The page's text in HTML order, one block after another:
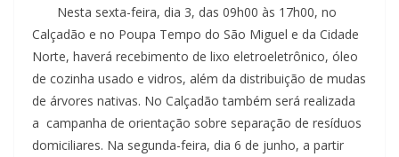
Nesta sexta-feira, dia 3, das 09h00 às 17h00, no
Calçadão e no Poupa Tempo do São Miguel e da Cidade
Norte, haverá recebimento de lixo eletroeletrônico, óleo
de cozinha usado e vidros, além da distribuição de mudas
de árvores nativas. No Calçadão também será realizada
a campanha de orientação sobre separação de resíduos
domiciliares. Na segunda-feira, dia 6 de junho, a partir